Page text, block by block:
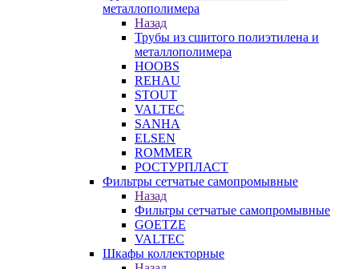
металлополимера
Назад
Трубы из сшитого полиэтилена и
металлополимера
HOOBS
REHAU
STOUT
VALTEC
SANHA
ELSEN
ROMMER
РОСТУРПЛАСТ
Фильтры сетчатые самопромывные
Назад
Фильтры сетчатые самопромывные
GOETZE
VALTEC
Шкафы коллекторные